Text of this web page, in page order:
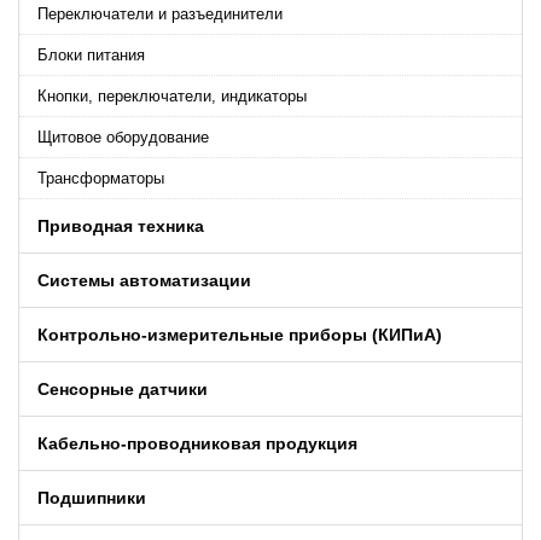
Переключатели и разъединители
Блоки питания
Кнопки, переключатели, индикаторы
Щитовое оборудование
Трансформаторы
Приводная техника
Системы автоматизации
Контрольно-измерительные приборы (КИПиA)
Сенсорные датчики
Кабельно-проводниковая продукция
Подшипники